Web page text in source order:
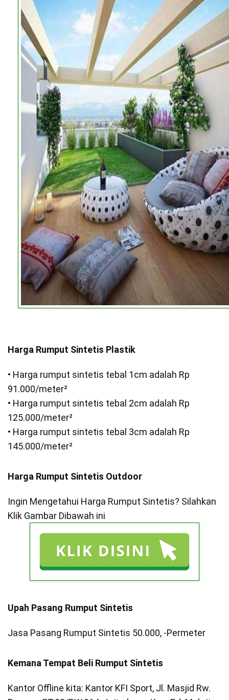
Harga Rumput Sintetis Plastik
• Harga rumput sintetis tebal 1cm adalah Rp
91.000/meter²
• Harga rumput sintetis tebal 2cm adalah Rp
125.000/meter²
• Harga rumput sintetis tebal 3cm adalah Rp
145.000/meter²
Harga Rumput Sintetis Outdoor
Ingin Mengetahui Harga Rumput Sintetis? Silahkan
Klik Gambar Dibawah ini
Upah Pasang Rumput Sintetis
Jasa Pasang Rumput Sintetis 50.000, -Permeter
Kemana Tempat Beli Rumput Sintetis
Kantor Offline kita: Kantor KFI Sport, Jl. Masjid Rw.